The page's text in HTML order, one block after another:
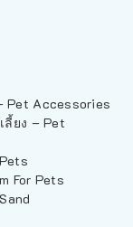
Accessories
ยง – Pet
For Pets